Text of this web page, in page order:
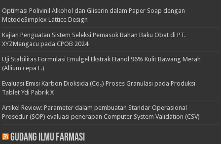
Optimasi Polivinil Alkohol dan Gliserin dalam Paper Soap dengan
MetodeSimplex Lattice Design
Kajian Penguatan Sistem Seleksi Pemasok Bahan Baku Obat di PT.
XYZMengacu pada CPOB 2024
Uji Stabilitas Formulasi Emulgel Ekstrak Etanol 96% Kulit Bawang Merah
(Allium cepa L.)
Evaluasi Emisi Karbon Dioksida (Co₂) Proses Granulasi pada Produksi
Tablet Ydi Pabrik X
Artikel Review: Parameter dalam pembuatan Standar Operasional
Prosedur (SOP) evaluasi penerapan Computer System Validation (CSV)
Gudang Ilmu Farmasi